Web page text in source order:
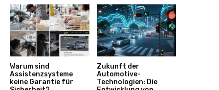
Warum sind
Assistenzsysteme
keine Garantie für
Zukunft der
Automotive-
Technologien: Die